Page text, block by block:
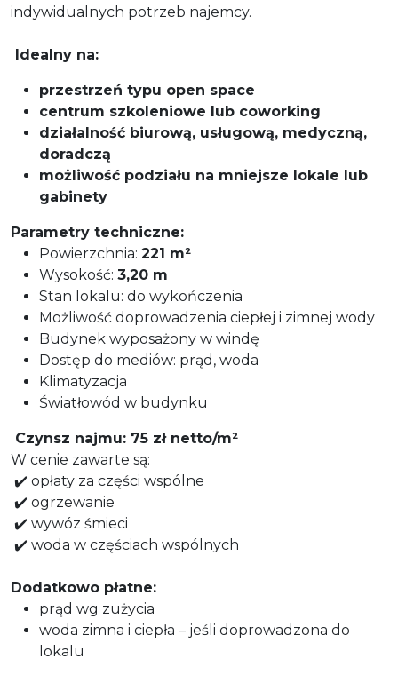
indywidualnych potrzeb najemcy.
Idealny na:
przestrzeń typu open space
centrum szkoleniowe lub coworking
działalność biurową, usługową, medyczną,
doradczą
możliwość podziału na mniejsze lokale lub
gabinety
Parametry techniczne:
Powierzchnia: 221 m²
Wysokość: 3,20 m
Stan lokalu: do wykończenia
Możliwość doprowadzenia ciepłej i zimnej wody
Budynek wyposażony w windę
Dostęp do mediów: prąd, woda
Klimatyzacja
Światłowód w budynku
Czynsz najmu: 75 zł netto/m²
W cenie zawarte są:
✔️ opłaty za części wspólne
✔️ ogrzewanie
✔️ wywóz śmieci
✔️ woda w częściach wspólnych
Dodatkowo płatne:
prąd wg zużycia
woda zimna i ciepła – jeśli doprowadzona do
lokalu